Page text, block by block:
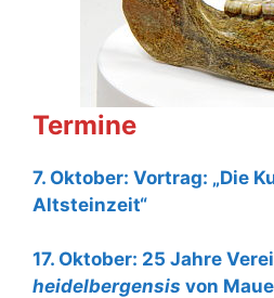
Termine
7. Oktober: Vortrag: „Die
Altsteinzeit“
17. Oktober: 25 Jahre
heidelbergensis von